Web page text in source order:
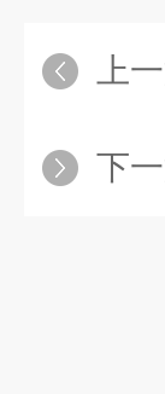
上
下一